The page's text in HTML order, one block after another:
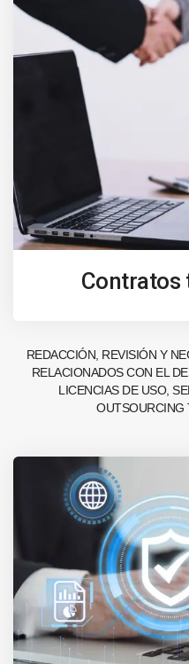
Contratos
REDACCIÓN, REVISIÓN Y
RELACIONADOS CON EL
LICENCIAS DE USO,
OUTSOURCING